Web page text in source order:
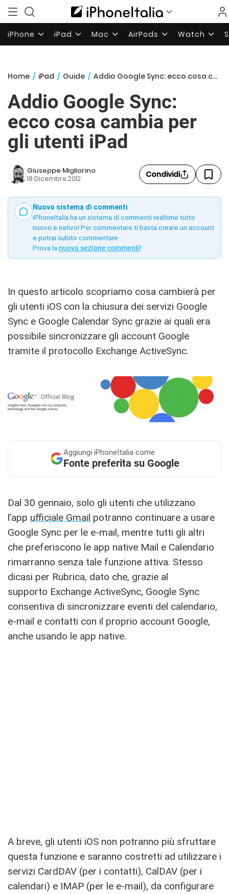
iPhone iPad Mac AirPods Watch
Home / iPad / Guide / Addio Google Sync: ecco cosa cambia per gli utenti iPad
Addio Google Sync:
ecco cosa cambia per
gli utenti iPad
Giuseppe Migliorino
18 Dicembre 2012 Condividi
Nuovo sistema di commenti
iPhoneItalia ha un sistema di commenti realtime tutto
nuovo e nativo! Per commentare ti basta creare un account
e potrai subito commentare.
Prova la nuova sezione commenti!
In questo articolo scopriamo cosa cambierà per
gli utenti iOS con la chiusura dei servizi Google
Sync e Google Calendar Sync grazie ai quali era
possibile sincronizzare gli account Google
tramite il protocollo Exchange ActiveSync.
Aggiungi iPhoneItalia come
Fonte preferita su Google
Dal 30 gennaio, solo gli utenti che utilizzano
l’app ufficiale Gmail potranno continuare a usare
Google Sync per le e-mail, mentre tutti gli altri
che preferiscono le app native Mail e Calendario
rimarranno senza tale funzione attiva. Stesso
dicasi per Rubrica, dato che, grazie al
supporto Exchange ActiveSync, Google Sync
consentiva di sincronizzare eventi del calendario,
e-mail e contatti con il proprio account Google,
anche usando le app native.
A breve, gli utenti iOS non potranno più sfruttare
questa funzione e saranno costretti ad utilizzare i
servizi CardDAV (per i contatti), CalDAV (per i
calendari) e IMAP (per le e-mail), da configurare